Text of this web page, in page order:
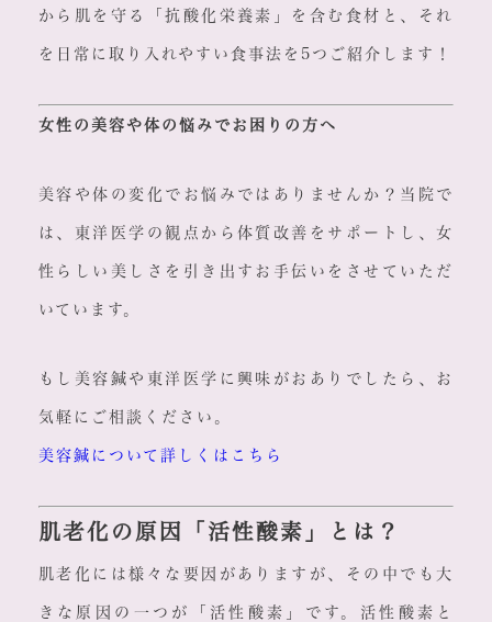
から肌を守る「抗酸化栄養素」を含む食材と、それ
を日常に取り入れやすい食事法を5つご紹介します！
女性の美容や体の悩みでお困りの方へ
美容や体の変化でお悩みではありませんか？当院で
は、東洋医学の観点から体質改善をサポートし、女
性らしい美しさを引き出すお手伝いをさせていただ
いています。
もし美容鍼や東洋医学に興味がおありでしたら、お
気軽にご相談ください。
美容鍼について詳しくはこちら
肌老化の原因「活性酸素」とは？
肌老化には様々な要因がありますが、その中でも大
きな原因の一つが「活性酸素」です。活性酸素と